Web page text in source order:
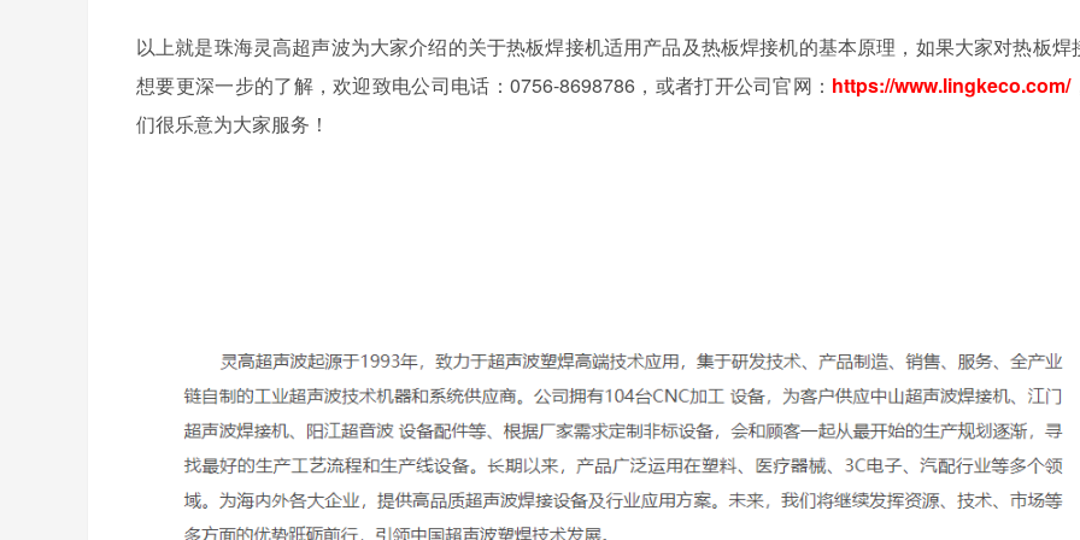
以上就是珠海灵高超声波为大家介绍的关于热板焊接机适用产品及热板焊接机的基本原理，如果大家对热板焊
想要更深一步的了解，欢迎致电公司电话：0756-8698786，或者打开公司官网： https://www.lingkeco.com/
们很乐意为大家服务！